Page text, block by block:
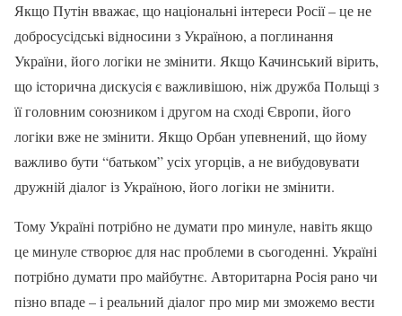
Якщо Путін вважає, що національні інтереси Росії – це не
добросусідські відносини з Україною, а поглинання
України, його логіки не змінити. Якщо Качинський вірить,
що історична дискусія є важливішою, ніж дружба Польщі з
її головним союзником і другом на сході Європи, його
логіки вже не змінити. Якщо Орбан упевнений, що йому
важливо бути “батьком” усіх угорців, а не вибудовувати
дружній діалог із Україною, його логіки не змінити.
Тому Україні потрібно не думати про минуле, навіть якщо
це минуле створює для нас проблеми в сьогоденні. Україні
потрібно думати про майбутнє. Авторитарна Росія рано чи
пізно впаде – і реальний діалог про мир ми зможемо вести